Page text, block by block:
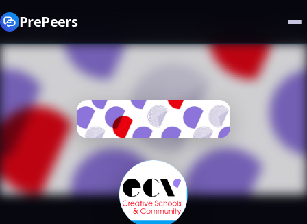
PrePeers